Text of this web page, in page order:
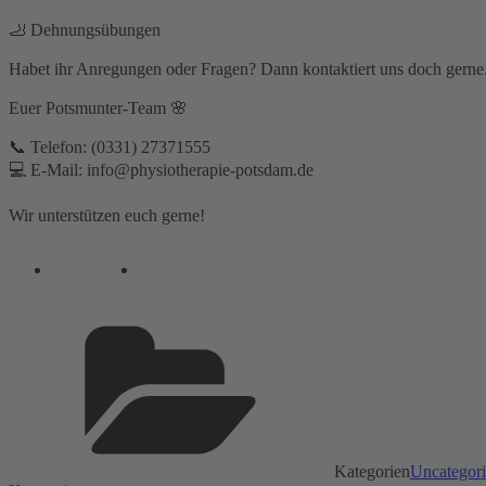
🦶 Dehnungsübungen⁣
Habet ihr Anregungen oder Fragen? Dann kontaktiert uns doch gerne.⁣
Euer Potsmunter-Team 🌸⁣
📞 Telefon: (0331) 27371555⁣⁣
💻 E-Mail: info@physiotherapie-potsdam.de⁣
Wir unterstützen euch gerne!
Kategorien